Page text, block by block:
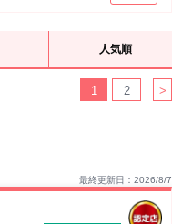
人気順
1 2 >
最終更新日：2026/8/7